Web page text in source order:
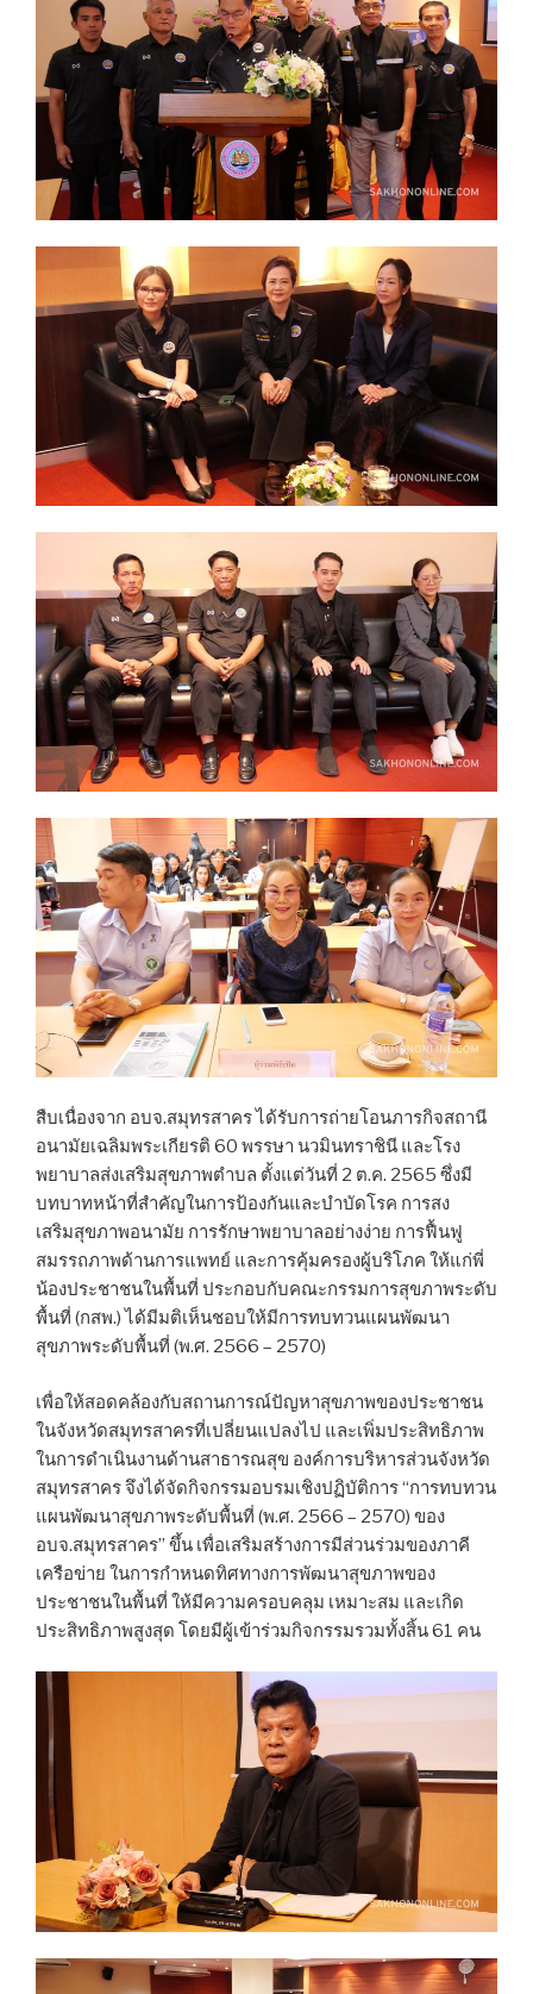
สืบเนื่องจาก อบจ.สมุทรสาคร ได้รับการถ่ายโอนภารกิจสถานี
อนามัยเฉลิมพระเกียรติ 60 พรรษา นวมินทราชินี และโรง
พยาบาลส่งเสริมสุขภาพตำบล ตั้งแต่วันที่ 2 ต.ค. 2565 ซึ่งมี
บทบาทหน้าที่สำคัญในการป้องกันและบำบัดโรค การสง
เสริมสุขภาพอนามัย การรักษาพยาบาลอย่างง่าย การฟื้นฟู
สมรรถภาพด้านการแพทย์ และการคุ้มครองผู้บริโภค ให้แก่พี่
น้องประชาชนในพื้นที่ ประกอบกับคณะกรรมการสุขภาพระดับ
พื้นที่ (กสพ.) ได้มีมติเห็นชอบให้มีการทบทวนแผนพัฒนา
สุขภาพระดับพื้นที่ (พ.ศ. 2566 – 2570)
เพื่อให้สอดคล้องกับสถานการณ์ปัญหาสุขภาพของประชาชน
ในจังหวัดสมุทรสาครที่เปลี่ยนแปลงไป และเพิ่มประสิทธิภาพ
ในการดำเนินงานด้านสาธารณสุข องค์การบริหารส่วนจังหวัด
สมุทรสาคร จึงได้จัดกิจกรรมอบรมเชิงปฏิบัติการ “การทบทวน
แผนพัฒนาสุขภาพระดับพื้นที่ (พ.ศ. 2566 – 2570) ของ
อบจ.สมุทรสาคร” ขึ้น เพื่อเสริมสร้างการมีส่วนร่วมของภาคี
เครือข่าย ในการกำหนดทิศทางการพัฒนาสุขภาพของ
ประชาชนในพื้นที่ ให้มีความครอบคลุม เหมาะสม และเกิด
ประสิทธิภาพสูงสุด โดยมีผู้เข้าร่วมกิจกรรมรวมทั้งสิ้น 61 คน